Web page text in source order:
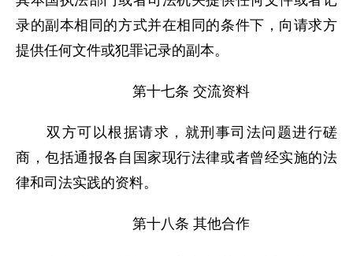
录的副本相同的方式并在相同的条件下，向请求方
提供任何文件或犯罪记录的副本。
第十七条 交流资料
双方可以根据请求，就刑事司法问题进行磋
商，包括通报各自国家现行法律或者曾经实施的法
律和司法实践的资料。
第十八条 其他合作